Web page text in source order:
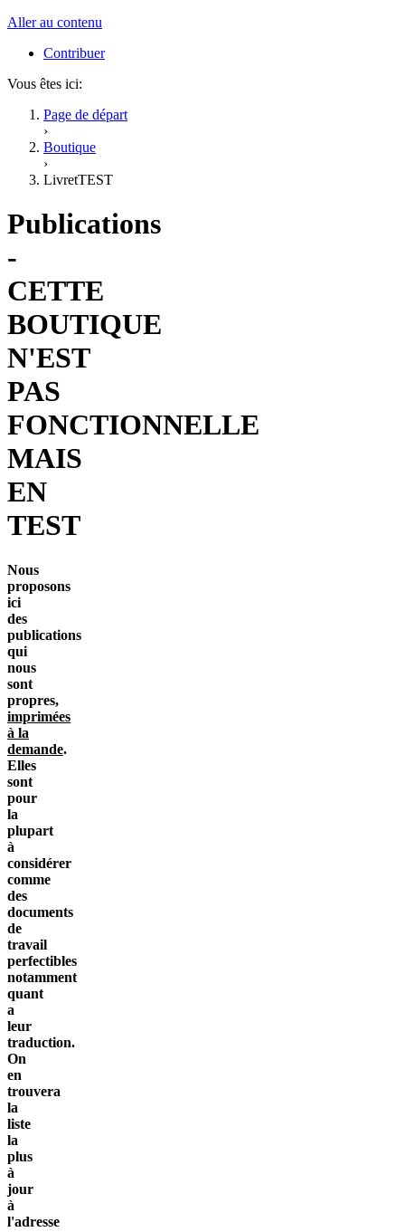
Aller au contenu
Contribuer
Vous êtes ici:
Page de départ
›
Boutique
›
LivretTEST
Publications
-
CETTE
BOUTIQUE
N'EST
PAS
FONCTIONNELLE
MAIS
EN
TEST
Nous
proposons
ici
des
publications
qui
nous
sont
propres,
imprimées
à la
demande.
Elles
sont
pour
la
plupart
à
considérer
comme
des
documents
de
travail
perfectibles
notamment
quant
a
leur
traduction.
On
en
trouvera
la
liste
la
plus
à
jour
à
l'adresse